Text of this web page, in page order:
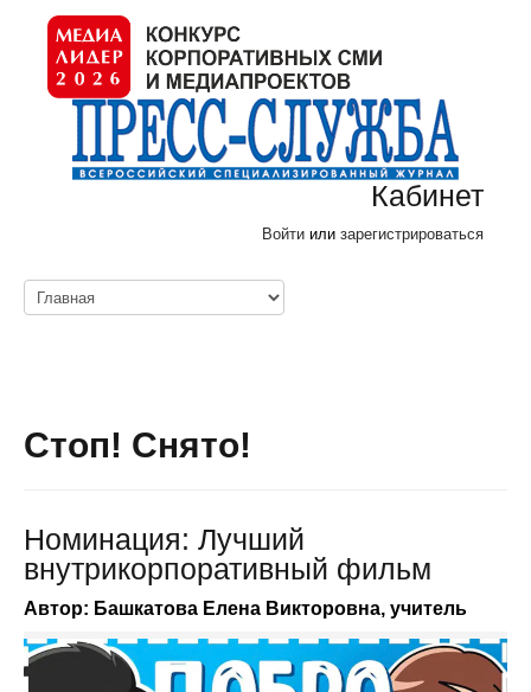
Кабинет
Войти или зарегистрироваться
Стоп! Снято!
Номинация: Лучший
внутрикорпоративный фильм
Автор: Башкатова Елена Викторовна, учитель